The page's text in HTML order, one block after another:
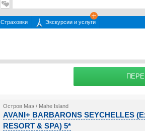
Страховки Экскурсии и услуги
Остров Маэ / Mahe Island
AVANI+ BARBARONS SEYCHELLES
RESORT & SPA) 5*